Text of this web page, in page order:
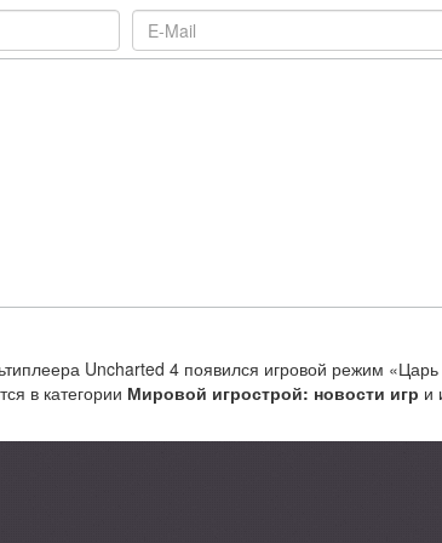
Uncharted 4 появился игровой режим
в категории Мировой игрострой: новости игр и